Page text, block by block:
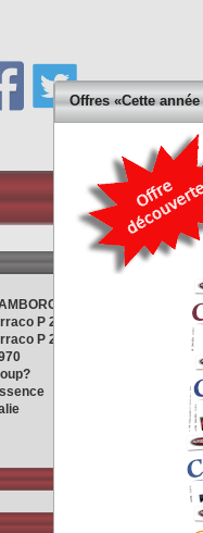
BASE
DOCUMENTAIRE
P 250
P 250
Offres «Cette